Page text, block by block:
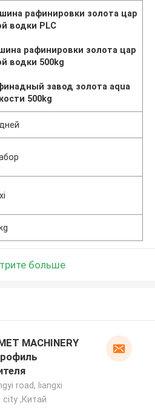
рафинировки золота цар
водки PLC
рафинировки золота цар
водки 500kg
завод золота aqua
500kg
больше
MACHINERY
road, liangxi
city ,Китай